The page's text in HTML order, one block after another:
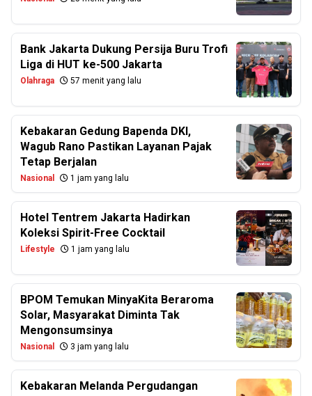
Bank Jakarta Dukung Persija Buru Trofi
Liga di HUT ke-500 Jakarta
Olahraga 57 menit yang lalu
Kebakaran Gedung Bapenda DKI,
Wagub Rano Pastikan Layanan Pajak
Tetap Berjalan
Nasional 1 jam yang lalu
Hotel Tentrem Jakarta Hadirkan
Koleksi Spirit-Free Cocktail
Lifestyle 1 jam yang lalu
BPOM Temukan MinyaKita Beraroma
Solar, Masyarakat Diminta Tak
Mengonsumsinya
Nasional 3 jam yang lalu
Kebakaran Melanda Pergudangan